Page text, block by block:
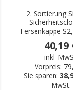
2. Sortierung
Fersenkappe
40,19
inkl.
Vorpreis:
Sie sparen:
MwSt.